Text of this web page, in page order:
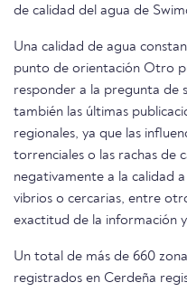
de calidad del agua de
Una calidad de agua
punto de orientación Otro
responder a la pregunta de
también las últimas
regionales, ya que las
torrenciales o las rachas de
negativamente a la calidad
vibrios o cercarias, entre
exactitud de la información
Un total de más de 660
registrados en Cerdeña